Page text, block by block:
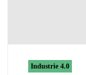
Industrie 4.0